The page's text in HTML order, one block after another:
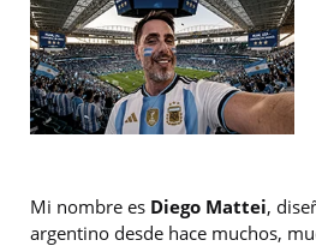
Mi nombre es Diego Mattei,
argentino desde hace muchos,